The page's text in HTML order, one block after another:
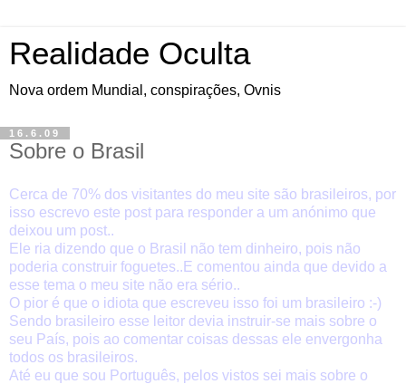
Realidade Oculta
Nova ordem Mundial, conspirações, Ovnis
16.6.09
Sobre o Brasil
Cerca de 70% dos visitantes do meu site são brasileiros, por
isso escrevo este post para responder a um anónimo que
deixou um post..
Ele ria dizendo que o Brasil não tem dinheiro, pois não
poderia construir foguetes..E comentou ainda que devido a
esse tema o meu site não era sério..
O pior é que o idiota que escreveu isso foi um brasileiro :-)
Sendo brasileiro esse leitor devia instruir-se mais sobre o
seu País, pois ao comentar coisas dessas ele envergonha
todos os brasileiros.
Até eu que sou Português, pelos vistos sei mais sobre o